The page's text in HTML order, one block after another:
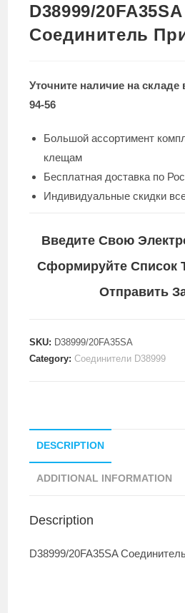
D38999/20FA35SA
Соединитель
Уточните наличие на
94-56
Большой ассортимент
клещам
Бесплатная доставка по
Индивидуальные скидки
Введите Свою
Сформируйте Список
Отправить
SKU: D38999/20FA35SA
Category:Соединители D38999
DESCRIPTION
ADDITIONAL INFORMATION
Description
D38999/20FA35SA